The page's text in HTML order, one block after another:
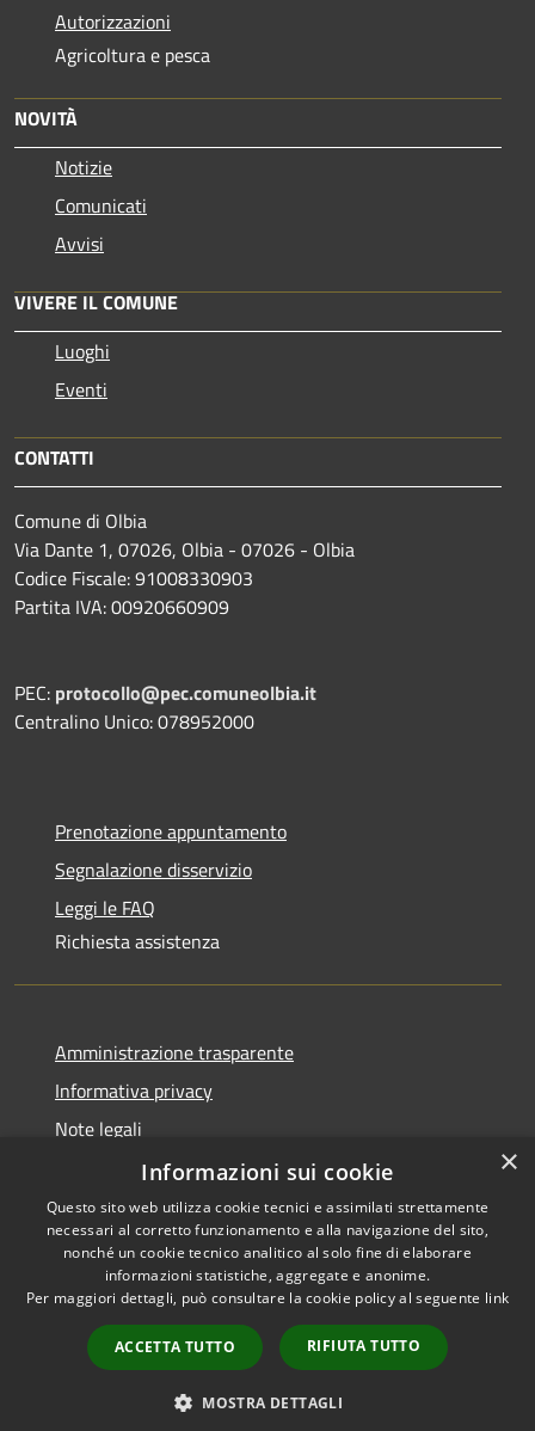
Autorizzazioni
Agricoltura e pesca
NOVITÀ
Notizie
Comunicati
Avvisi
VIVERE IL COMUNE
Luoghi
Eventi
CONTATTI
Comune di Olbia
Via Dante 1, 07026, Olbia - 07026 - Olbia
Codice Fiscale: 91008330903
Partita IVA: 00920660909
PEC: protocollo@pec.comuneolbia.it
Centralino Unico: 078952000
Prenotazione appuntamento
Segnalazione disservizio
Leggi le FAQ
Richiesta assistenza
Amministrazione trasparente
Informativa privacy
Note legali
Dichiarazione di accessibilità
RSS
Accessibilità
Copyright © 2026 • Comune di
Municipium•
Accesso
redazione
×
Informazioni sui cookie
Questo sito web utilizza cookie tecnici e assimilati strettamente
necessari al corretto funzionamento e alla navigazione del sito,
nonché un cookie tecnico analitico al solo fine di elaborare
informazioni statistiche, aggregate e anonime.
Per maggiori dettagli, può consultare la cookie policy al seguente link
ACCETTA TUTTO RIFIUTA TUTTO
MOSTRA DETTAGLI